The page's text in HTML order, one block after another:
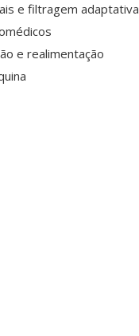
e filtragem adaptativa
e realimentação